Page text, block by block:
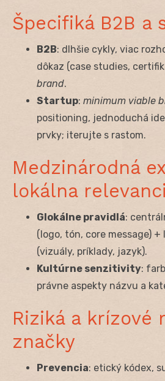
Špecifiká B2B a
B2B: dlhšie cykly, viac
dôkaz (case studies,
brand.
Startup: minimum viable
positioning, jednoduchá
prvky; iterujte s rastom.
Medzinárodná
lokálna
Glokálne pravidlá:
(logo, tón, core message)
(vizuály, príklady, jazyk).
Kultúrne senzitivity:
právne aspekty názvu a
Riziká a krízové
značky
Prevencia: etický kódex,